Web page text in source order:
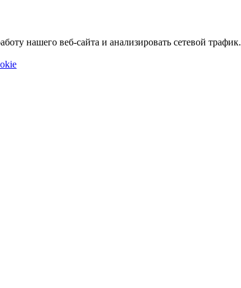
нашего веб-сайта и анализировать сетевой трафик.